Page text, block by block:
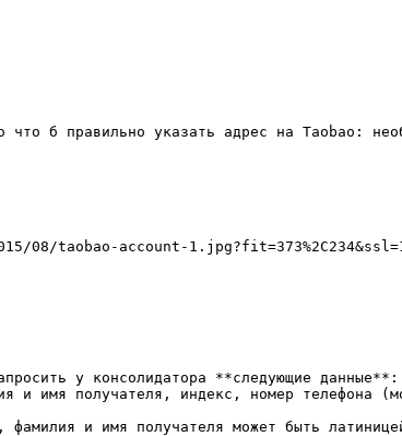
б правильно указать адрес на Taobao:
08/taobao-account-
у консолидатора **следующие
и имя получателя, индекс, номер телефона
и имя получателя может быть